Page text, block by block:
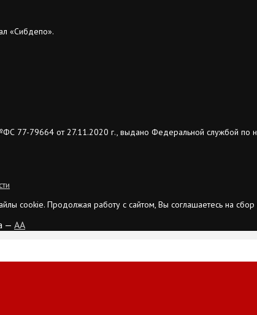
«Сибдепо».
77-79664 от 27.11.2020 г., выдано Федеральной службой по
cookie. Продолжая работу с сайтом, Вы соглашаетесь на
— AA